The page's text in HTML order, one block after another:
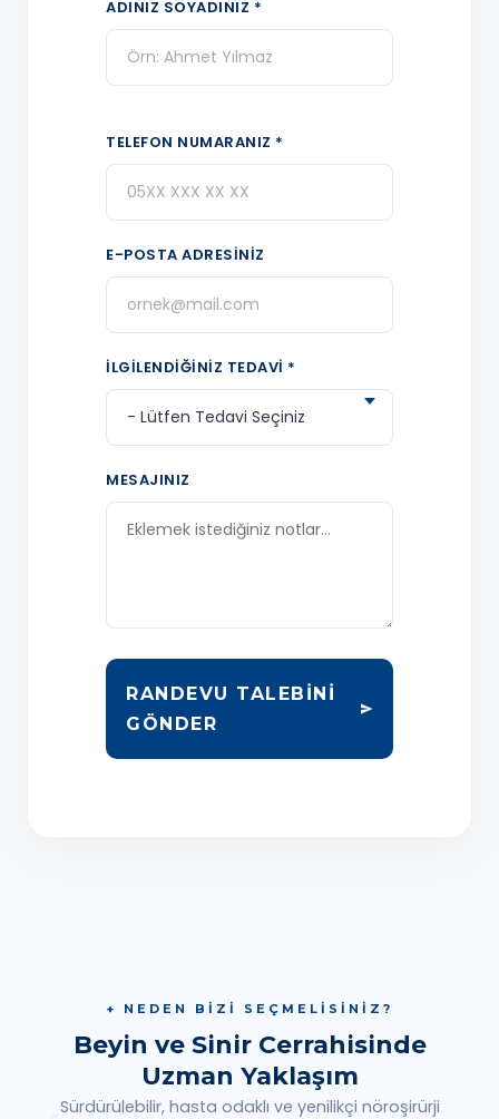
ADINIZ SOYADINIZ *
TELEFON NUMARANIZ *
E-POSTA ADRESINIZ
İLGILENDIĞINIZ TEDAVI *
MESAJINIZ
RANDEVU TALEBINI
GÖNDER
+ NEDEN BİZİ SEÇMELİSİNİZ?
Beyin ve Sinir Cerrahisinde
Uzman Yaklaşım
Sürdürülebilir, hasta odaklı ve yenilikçi nöroşirürji